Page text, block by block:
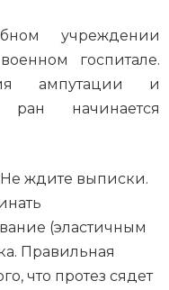
учреждении
госпитале.
ампутации и
ран начинается
ждите выписки.
(эластичным
Правильная
что протез сядет